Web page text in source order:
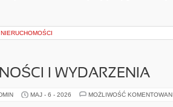
NIERUCHOMOŚCI
I WYDARZENIA
MAJ - 6 - 2026 MOŻLIWOŚĆ